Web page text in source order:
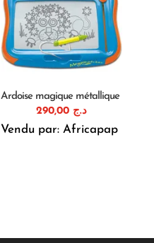
Ardoise magique métallique
د.ج
Vendu par: Africapap